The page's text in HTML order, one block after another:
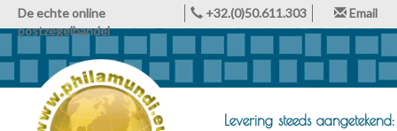
De echte online
postzegelhandel
+32.(0)50.611.303 Email
Levering steeds